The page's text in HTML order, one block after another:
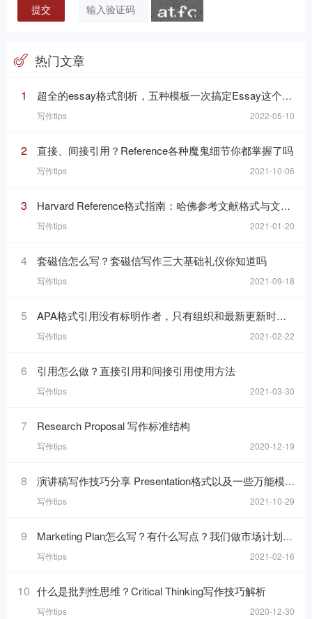
热门文章
1 超全的essay格式剖析，五种模板一次搞定Essay这个“八股文”
写作tips 2022-05-10
2 直接、间接引用？Reference各种魔鬼细节你都掌握了吗
写作tips 2021-10-06
3 Harvard Reference格式指南：哈佛参考文献格式与文内引用格式
写作tips 2021-01-20
4 套磁信怎么写？套磁信写作三大基础礼仪你知道吗
写作tips 2021-09-18
5 APA格式引用没有标明作者，只有组织和最新更新时间的网页，在reference list里要怎么写
写作tips 2021-02-22
6 引用怎么做？直接引用和间接引用使用方法
写作tips 2021-03-30
7 Research Proposal 写作标准结构
写作tips 2020-12-19
8 演讲稿写作技巧分享 Presentation格式以及一些万能模板句分享
写作tips 2021-10-29
9 Marketing Plan怎么写？有什么写点？我们做市场计划的目的是什么呢？
写作tips 2021-02-16
10 什么是批判性思维？Critical Thinking写作技巧解析
写作tips 2020-12-30